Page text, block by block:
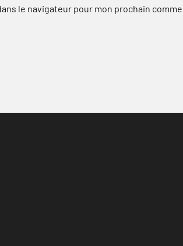
le navigateur pour mon prochain